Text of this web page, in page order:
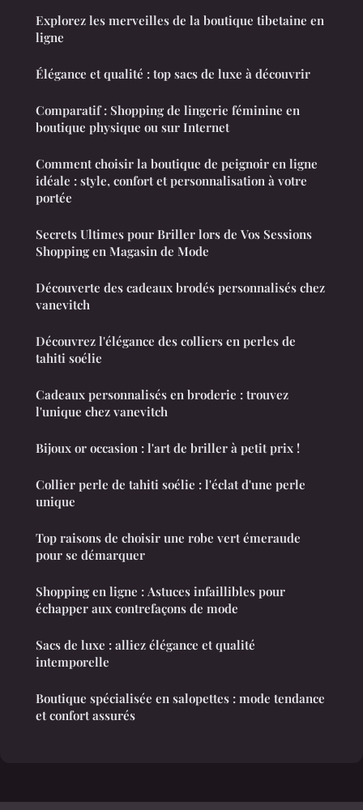
Explorez les merveilles de la boutique tibetaine en
ligne
Élégance et qualité : top sacs de luxe à découvrir
Comparatif : Shopping de lingerie féminine en
boutique physique ou sur Internet
Comment choisir la boutique de peignoir en ligne
idéale : style, confort et personnalisation à votre
portée
Secrets Ultimes pour Briller lors de Vos Sessions
Shopping en Magasin de Mode
Découverte des cadeaux brodés personnalisés chez
vanevitch
Découvrez l'élégance des colliers en perles de
tahiti soélie
Cadeaux personnalisés en broderie : trouvez
l'unique chez vanevitch
Bijoux or occasion : l'art de briller à petit prix !
Collier perle de tahiti soélie : l'éclat d'une perle
unique
Top raisons de choisir une robe vert émeraude
pour se démarquer
Shopping en ligne : Astuces infaillibles pour
échapper aux contrefaçons de mode
Sacs de luxe : alliez élégance et qualité
intemporelle
Boutique spécialisée en salopettes : mode tendance
et confort assurés